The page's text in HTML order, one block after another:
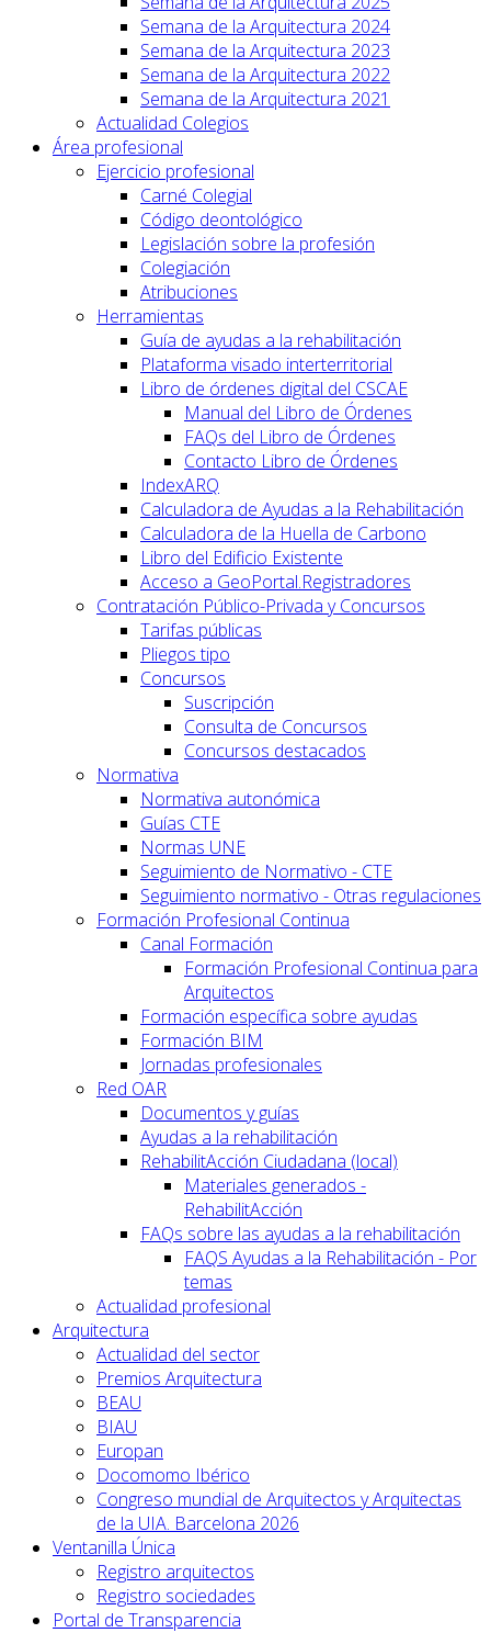
Semana de la Arquitectura 2024
Semana de la Arquitectura 2023
Semana de la Arquitectura 2022
Semana de la Arquitectura 2021
Actualidad Colegios
Área profesional
Ejercicio profesional
Carné Colegial
Código deontológico
Legislación sobre la profesión
Colegiación
Atribuciones
Herramientas
Guía de ayudas a la rehabilitación
Plataforma visado interterritorial
Libro de órdenes digital del CSCAE
Manual del Libro de Órdenes
FAQs del Libro de Órdenes
Contacto Libro de Órdenes
IndexARQ
Calculadora de Ayudas a la Rehabilitación
Calculadora de la Huella de Carbono
Libro del Edificio Existente
Acceso a GeoPortal.Registradores
Contratación Público-Privada y Concursos
Tarifas públicas
Pliegos tipo
Concursos
Suscripción
Consulta de Concursos
Concursos destacados
Normativa
Normativa autonómica
Guías CTE
Normas UNE
Seguimiento de Normativo - CTE
Seguimiento normativo - Otras regulaciones
Formación Profesional Continua
Canal Formación
Formación Profesional Continua para
Arquitectos
Formación específica sobre ayudas
Formación BIM
Jornadas profesionales
Red OAR
Documentos y guías
Ayudas a la rehabilitación
RehabilitAcción Ciudadana (local)
Materiales generados -
RehabilitAcción
FAQs sobre las ayudas a la rehabilitación
FAQS Ayudas a la Rehabilitación - Por
temas
Actualidad profesional
Arquitectura
Actualidad del sector
Premios Arquitectura
BEAU
BIAU
Europan
Docomomo Ibérico
Congreso mundial de Arquitectos y Arquitectas
de la UIA. Barcelona 2026
Ventanilla Única
Registro arquitectos
Registro sociedades
Portal de Transparencia